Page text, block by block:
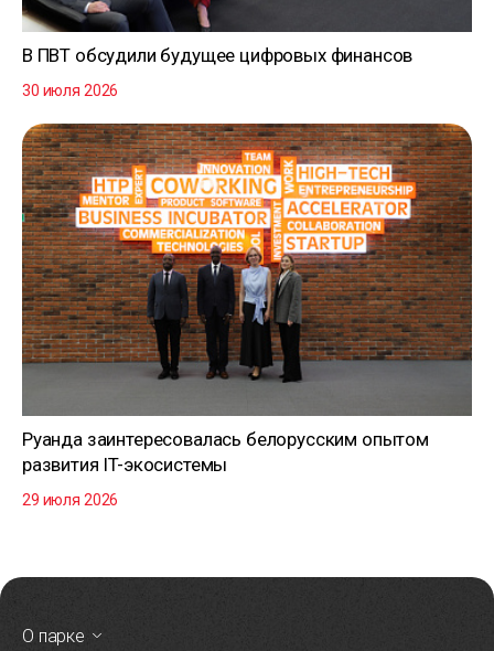
В ПВТ обсудили будущее цифровых финансов
30 июля 2026
Руанда заинтересовалась белорусским опытом
развития IT-экосистемы
29 июля 2026
О парке